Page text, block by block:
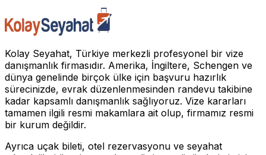
Kolay Seyahat, Türkiye merkezli profesyonel bir vize
danışmanlık firmasıdır. Amerika, İngiltere, Schengen ve
dünya genelinde birçok ülke için başvuru hazırlık
sürecinizde, evrak düzenlenmesinden randevu takibine
kadar kapsamlı danışmanlık sağlıyoruz. Vize kararları
tamamen ilgili resmi makamlara ait olup, firmamız resmi
bir kurum değildir.
Ayrıca uçak bileti, otel rezervasyonu ve seyahat